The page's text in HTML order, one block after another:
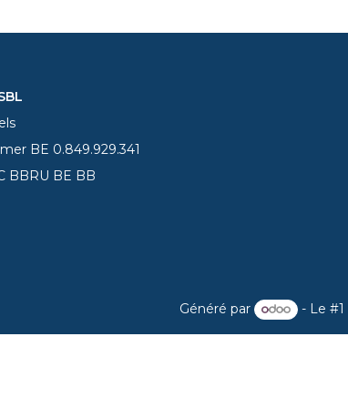
BE 0.849.929.341
BBRU BE BB
Généré par - Le #1